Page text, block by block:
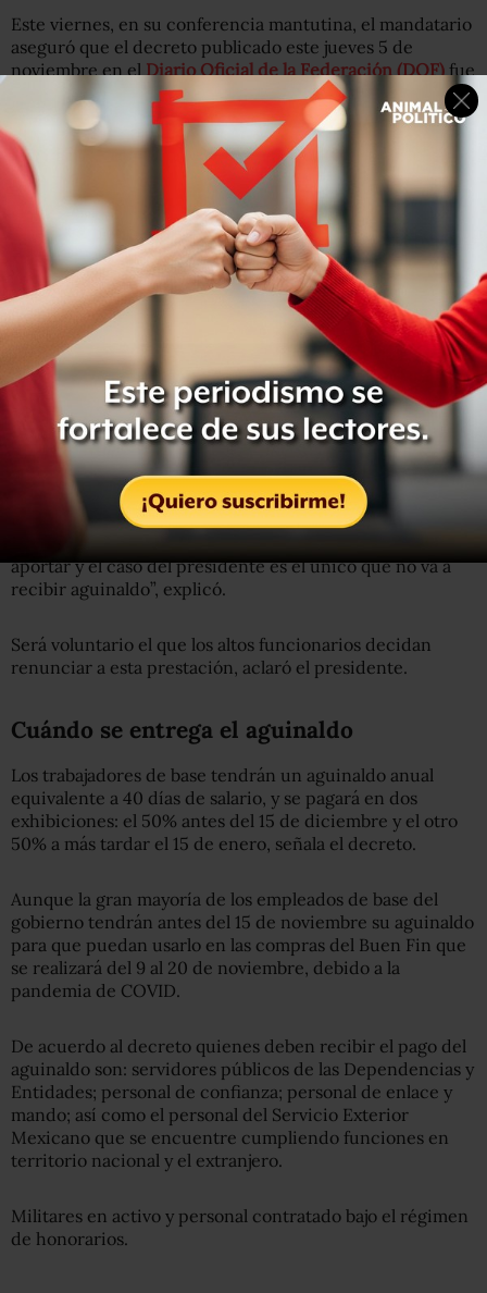
Este viernes, en su conferencia mantutina, el mandatario
aseguró que el decreto publicado este jueves 5 de
noviembre en el Diario Oficial de la Federación (DOF) fue
una formalidad para cumplir con los procedimientos
legales.
Agregó que ya se estableció una disminución del
aguinaldo solo para los altos funcionarios como son: jefes
de departamento, director, subdirector, adjuntos,
enalces, director general, subsecretario y secretarios de
Estado.
Estos funcionarios recibirán 20 días y no 40 de salario
como aguinaldo. El presidente decidió donar su
aguinaldo completo.
Entérate: INM, la primera dependencia donde piden a los
directivos renunciar a su aguinaldo por COVID-19
“El presidente cero (aguinaldo), luego 20 días para
secretarios, todos van a recibir pero los altos funcionarios
aportar y el caso del presidente es el único que no va a
recibir aguinaldo”, explicó.
Será voluntario el que los altos funcionarios decidan
renunciar a esta prestación, aclaró el presidente.
Cuándo se entrega el aguinaldo
Los trabajadores de base tendrán un aguinaldo anual
equivalente a 40 días de salario, y se pagará en dos
exhibiciones: el 50% antes del 15 de diciembre y el otro
50% a más tardar el 15 de enero, señala el decreto.
Aunque la gran mayoría de los empleados de base del
gobierno tendrán antes del 15 de noviembre su aguinaldo
para que puedan usarlo en las compras del Buen Fin que
se realizará del 9 al 20 de noviembre, debido a la
pandemia de COVID.
De acuerdo al decreto quienes deben recibir el pago del
aguinaldo son: servidores públicos de las Dependencias y
Entidades; personal de confianza; personal de enlace y
mando; así como el personal del Servicio Exterior
Mexicano que se encuentre cumpliendo funciones en
territorio nacional y el extranjero.
Militares en activo y personal contratado bajo el régimen
de honorarios.